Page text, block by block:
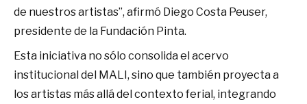
de nuestros artistas”, afirmó Diego Costa Peuser,
presidente de la Fundación Pinta.
Esta iniciativa no sólo consolida el acervo
institucional del MALI, sino que también proyecta a
los artistas más allá del contexto ferial, integrando